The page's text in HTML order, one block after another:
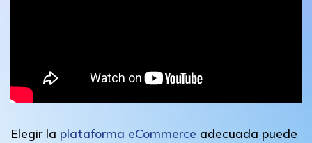
Elegir la plataforma eCommerce adecuada puede